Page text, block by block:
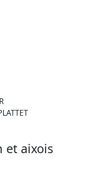
et aixois